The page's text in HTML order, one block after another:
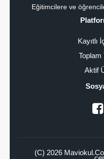
Eğitimcilere ve
Kayıtlı
Aktif